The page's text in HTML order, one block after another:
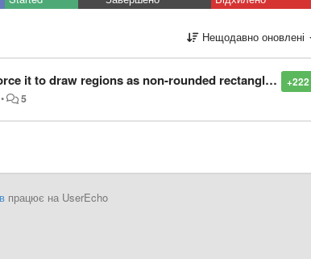
Нещодавно оновлені
+222
regions as non-rounded rectangles without border
• 5
працює на UserEcho